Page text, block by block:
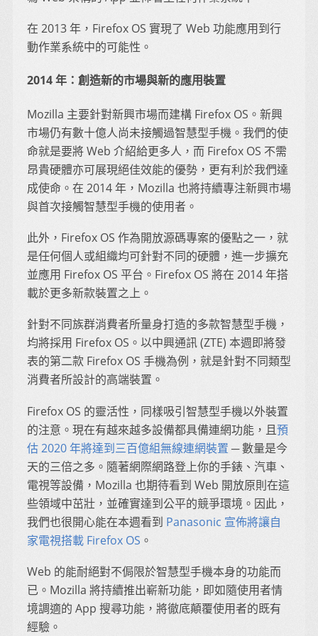
在 2013 年，Firefox OS 實現了 Web 功能應用到行
動作業系統中的可能性。
2014 年：創造新的市場與新的應用裝置
Mozilla 主要針對新興市場而建構 Firefox OS。新興
市場仍有數十億人尚未接觸過智慧型手機。我們的使
命就是要將 Web 介紹給更多人，而 Firefox OS 不需
昂貴硬體亦可展現絕佳效能的優勢，更有利於我們達
成使命。在 2014 年，Mozilla 也將持續專注新興市場
與首次接觸智慧型手機的使用者。
此外，Firefox OS 作為開放源碼專案的優點之一，就
是任何個人或組織均可針對不同的硬體，進一步擴充
並應用 Firefox OS 平台。Firefox OS 將在 2014 年搭
載於更多新款裝置之上。
針對不同族群消費者所量身打造的多款智慧型手機，
均將採用 Firefox OS。以中興通訊 (ZTE) 本週即將發
表的第二款 Firefox OS 手機為例，就是針對不同類型
消費者所設計的高端裝置。
Firefox OS 的靈活性，同樣吸引智慧型手機以外裝置
的注意。現在有越來越多設備都具備連網功能，且預
估 2020 年將達到三百億組無線連網裝置 ─ 數量是今
天的三倍之多。隨著網際網路登上你的手錶、汽車、
電視等設備，Mozilla 也期待看到 Web 開放原則在這
些領域中茁壯，並確實達到公平的競爭環境。因此，
我們也很開心能在本週看到 Panasonic 宣佈將讓自
家電視搭載 Firefox OS 。
Web 的能耐絕對不侷限於智慧型手機本身的功能而
已。Mozilla 將持續推出嶄新功能，即如隨使用者情
境調適的 App 搜尋功能，將徹底顛覆使用者的既有
經驗。